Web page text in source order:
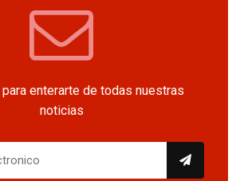
enterarte de todas nuestras
noticias